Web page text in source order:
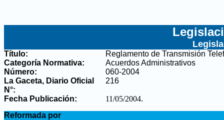
Título:
Reglamento de Transmisión
Categoría Normativa:
Acuerdos Administrativos
Número:
060-2004
La Gaceta, Diario Oficial
N°:
216
Fecha Publicación: 11/05/2004.
Reformada por